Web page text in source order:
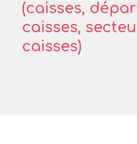
(caisses,
caisses,
caisses)